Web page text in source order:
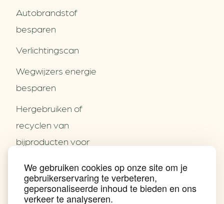
We gebruiken cookies op onze site om je
gebruikerservaring te verbeteren,
gepersonaliseerde inhoud te bieden en ons
verkeer te analyseren.
Partners
Contact
Nieuws
Praktijkverhalen
Events
Nieuwsbrief
Autobrandstof
besparen
Verlichtingscan
Wegwijzers energie
besparen
Hergebruiken of
recyclen van
bijproducten voor
Energie besparen op
uw PC